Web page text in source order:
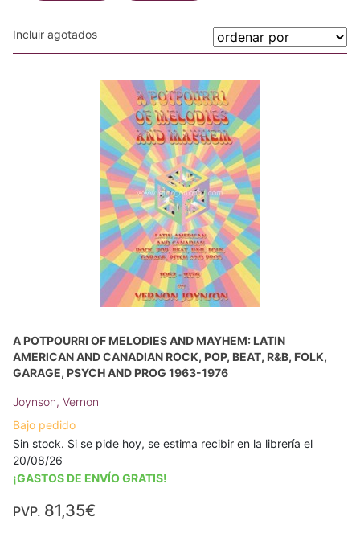
Incluir agotados
A POTPOURRI OF MELODIES AND MAYHEM: LATIN
AMERICAN AND CANADIAN ROCK, POP, BEAT, R&B, FOLK,
GARAGE, PSYCH AND PROG 1963-1976
Joynson, Vernon
Bajo pedido
Sin stock. Si se pide hoy, se estima recibir en la librería el
20/08/26
¡GASTOS DE ENVÍO GRATIS!
PVP. 81,35€